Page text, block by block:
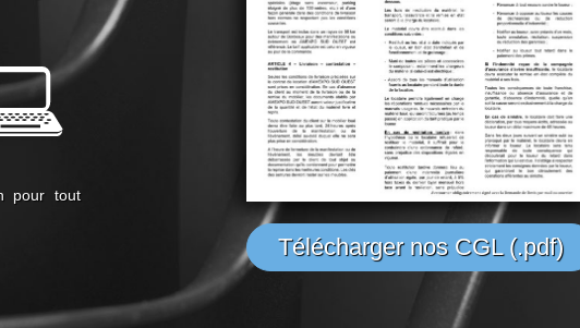
pour tout
Télécharger nos CGL (.pdf)